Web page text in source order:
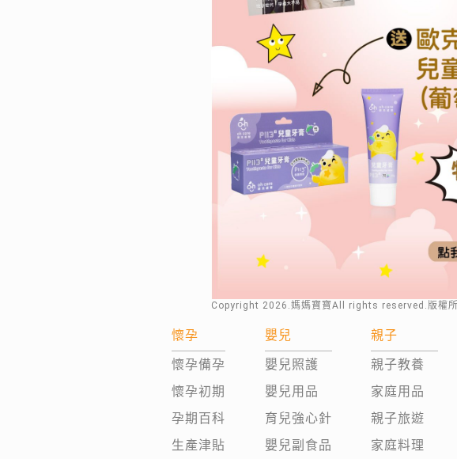
Copyright 2026 .媽媽寶寶All rights reserved.版權
懷孕
懷孕備孕
懷孕初期
孕期百科
生產津貼
嬰兒
嬰兒照護
嬰兒用品
育兒強心針
嬰兒副食品
親子
親子教養
家庭用品
親子旅遊
家庭料理